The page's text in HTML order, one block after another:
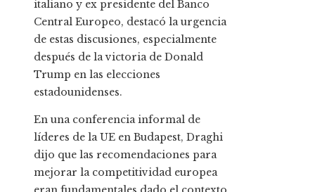
italiano y ex presidente del Banco
Central Europeo, destacó la urgencia
de estas discusiones, especialmente
después de la victoria de Donald
Trump en las elecciones
estadounidenses.
En una conferencia informal de
líderes de la UE en Budapest, Draghi
dijo que las recomendaciones para
mejorar la competitividad europea